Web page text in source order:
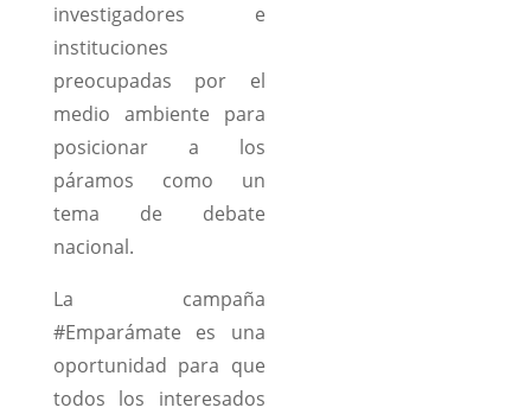
investigadores e
instituciones
preocupadas por el
medio ambiente para
posicionar a los
páramos como un
tema de debate
nacional.
La campaña
#Emparámate es una
oportunidad para que
todos los interesados